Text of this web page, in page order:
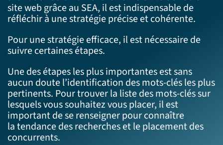
site web grâce au SEA, il est indispensable de
réfléchir à une stratégie précise et cohérente.
Pour une stratégie efficace, il est nécessaire de
suivre certaines étapes.
Une des étapes les plus importantes est sans
aucun doute l’identification des mots-clés les plus
pertinents. Pour trouver la liste des mots-clés sur
lesquels vous souhaitez vous placer, il est
important de se renseigner pour connaître
la tendance des recherches et le placement des
concurrents.